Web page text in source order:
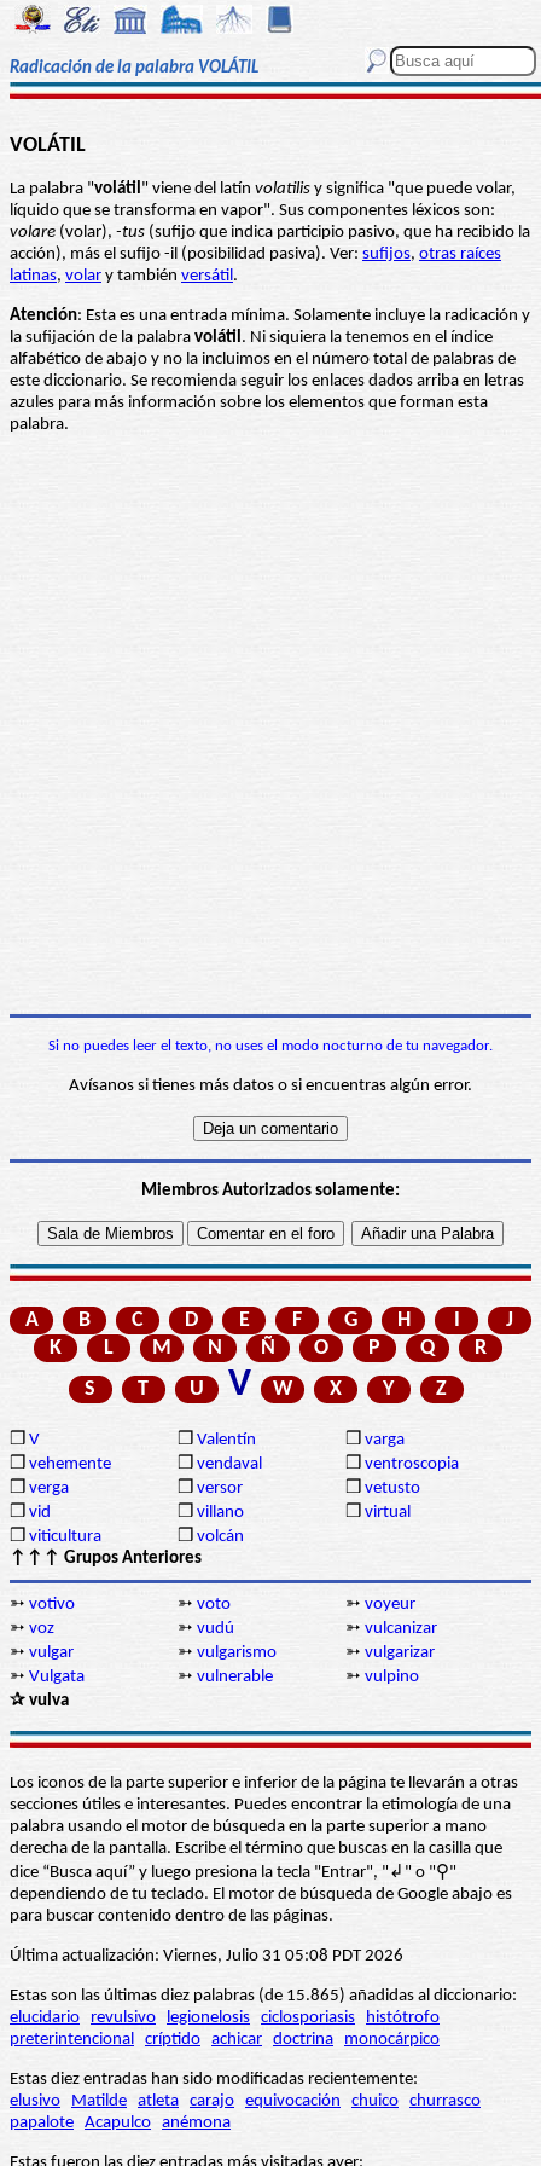
Radicación de la palabra VOLÁTIL
VOLÁTIL
La palabra "volátil" viene del latín volatilis y significa "que puede volar,
líquido que se transforma en vapor". Sus componentes léxicos son:
volare (volar), -tus (sufijo que indica participio pasivo, que ha recibido la
acción), más el sufijo -il (posibilidad pasiva). Ver: sufijos, otras raíces
latinas, volar y también versátil.
Atención: Esta es una entrada mínima. Solamente incluye la radicación y
la sufijación de la palabra volátil. Ni siquiera la tenemos en el índice
alfabético de abajo y no la incluimos en el número total de palabras de
este diccionario. Se recomienda seguir los enlaces dados arriba en letras
azules para más información sobre los elementos que forman esta
palabra.
Si no puedes leer el texto, no uses el modo nocturno de tu navegador.
Avísanos si tienes más datos o si encuentras algún error.
Miembros Autorizados solamente:
A B C D E F G H I
J
K
L M N Ñ O P Q
R
S
T U V W X Y Z
❒ V ❒ Valentín ❒ varga
❒ vehemente ❒ vendaval ❒ ventroscopia
❒ verga ❒ versor ❒ vetusto
❒ vid ❒ villano ❒ virtual
❒ viticultura ❒ volcán
↑↑↑ Grupos Anteriores
➳ votivo ➳ voto ➳ voyeur
➳ voz ➳ vudú ➳ vulcanizar
➳ vulgar ➳ vulgarismo ➳ vulgarizar
➳ Vulgata ➳ vulnerable ➳ vulpino
✰ vulva
Los iconos de la parte superior e inferior de la página te llevarán a otras
secciones útiles e interesantes. Puedes encontrar la etimología de una
palabra usando el motor de búsqueda en la parte superior a mano
derecha de la pantalla. Escribe el término que buscas en la casilla que
dice “Busca aquí” y luego presiona la tecla "Entrar", "↲" o "⚲"
dependiendo de tu teclado. El motor de búsqueda de Google abajo es
para buscar contenido dentro de las páginas.
Última actualización: Viernes, Julio 31 05:08 PDT 2026
Estas son las últimas diez palabras (de 15.865) añadidas al diccionario:
elucidario
revulsivo legionelosis ciclosporiasis
histótrofo
preterintencional críptido achicar doctrina monocárpico
Estas diez entradas han sido modificadas recientemente:
elusivo
Matilde atleta carajo equivocación chuico churrasco
papalote Acapulco anémona